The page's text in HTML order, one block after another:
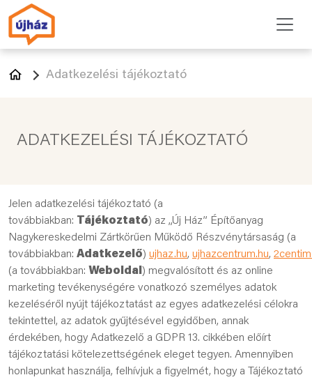
Adatkezelési tájékoztató
ADATKEZELÉSI TÁJÉKOZTATÓ
Jelen adatkezelési tájékoztató (a
továbbiakban: Tájékoztató) az „Új Ház” Építőanyag
Nagykereskedelmi Zártkörűen Működő Részvénytársaság (a
továbbiakban: Adatkezelő) ujhaz.hu, ujhazcentrum.hu,
(a továbbiakban: Weboldal ) megvalósított és az online
marketing tevékenységére vonatkozó személyes adatok
kezeléséről nyújt tájékoztatást az egyes adatkezelési célokra
tekintettel, az adatok gyűjtésével egyidőben, annak
érdekében, hogy Adatkezelő a GDPR 13. cikkében előírt
tájékoztatási kötelezettségének eleget tegyen. Amennyiben
honlapunkat használja, felhívjuk a figyelmét, hogy a Tájékoztató